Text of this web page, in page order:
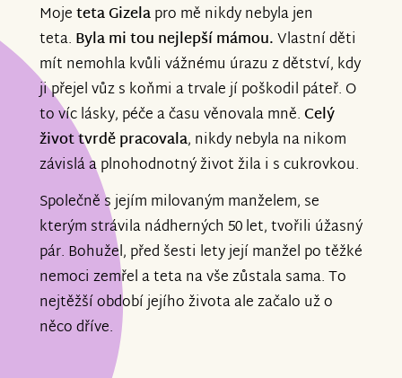
Mojeteta Gizelapro mě nikdy nebyla jen
teta. Byla mi tou nejlepší mámou.Vlastní děti
mít nemohla kvůli vážnému úrazu z dětství, kdy
ji přejel vůz s koňmi a trvale jí poškodil páteř. O
to víc lásky, péče a času věnovala mně.Celý
život tvrdě pracovala, nikdy nebyla na nikom
závislá a plnohodnotný život žila i s cukrovkou.
Společně s jejím milovaným manželem, se
kterým strávila nádherných 50 let, tvořili úžasný
pár. Bohužel, před šesti lety její manžel po těžké
nemoci zemřel a teta na vše zůstala sama. To
nejtěžší období jejího života ale začalo už o
něco dříve.